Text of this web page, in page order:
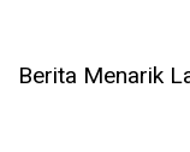
Berita Menarik